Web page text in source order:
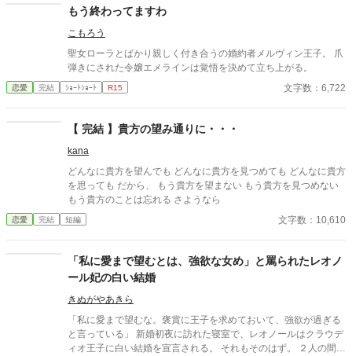
にっこりと笑った。 「分かりました。その提案を、受け入れ─
─」 全然受け入れられませんけど！？ 形だけの結婚を了承しつつ
も、心で号泣してる姫。 武骨で不器用な王国騎士団長。 二人を中
心に巻き起こった、割と短い期間のお話。
もう終わってますわ
こもろう
聖女ローラとばかり親しく付き合うの婚約者メルヴィン王子。 爪
弾きにされた令嬢エメラインは覚悟を決めて立ち上がる。
恋愛 完結 ｼｮｰﾄｼｮｰﾄ R15 文字数：6,722
【 完結 】貴方の望み通りに・・・
kana
どんなに貴方を望んでも どんなに貴方を見つめても どんなに貴方
を思っても だから、 もう貴方を望まない もう貴方を見つめない
もう貴方のことは忘れる さようなら
恋愛 完結 短編 文字数：10,610
「私に愛まで望むとは、強欲な女め」と罵られたレオノ
ール妃の白い結婚
きぬがやあきら
「私に愛まで望むな。褒賞に王子を求めておいて、強欲が過ぎる
と言っている」 新婚初夜に訪れた寝室で、レオノールはクラウデ
ィオ王子に白い結婚を宣言される。 それもそのはず。 ２人の間に